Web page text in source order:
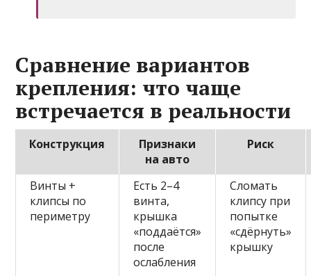
Сравнение вариантов
крепления: что чаще
встречается в реальности
Конструкция
Признаки
на авто
Риск
Винты +
клипсы по
периметру
Есть 2–4
винта,
крышка
«поддаётся»
после
ослабления
Сломать
клипсу при
попытке
«сдёрнуть»
крышку